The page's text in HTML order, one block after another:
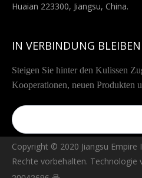
Huaian 223300, Jiangsu, China.
IN VERBINDUNG BLEIBEN
Steigen Sie hinter den Kulissen
Kooperationen, neuen Produkten
Copyright © ️2020 Jiangsu Empire
Rechte vorbehalten. Technologie